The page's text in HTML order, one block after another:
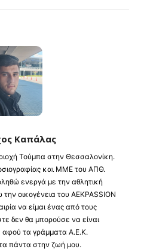
Καπάλας
Τούμπα στην Θεσσαλονίκη.
και ΜΜΕ του ΑΠΘ.
ενεργά με την αθλητική
οικογένεια του AEKPASSION
να είμαι ένας από τους
δεν θα μπορούσε να είναι
αφού τα γράμματα Α.Ε.Κ.
πάντα στην ζωή μου.